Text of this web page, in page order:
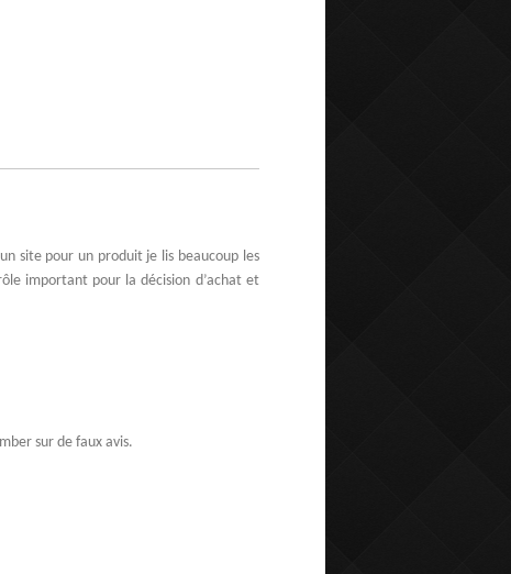
site pour un produit je lis beaucoup les
important pour la décision d’achat et
sur de faux avis.